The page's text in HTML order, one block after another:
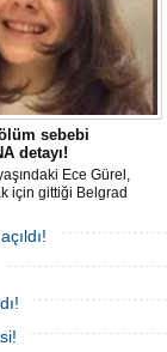
sebebi
detayı!
Ece Gürel,
için gittiği Belgrad
sağ bulunan ancak
hayatını
ölümüyle ilgili
dikkat
aldı.